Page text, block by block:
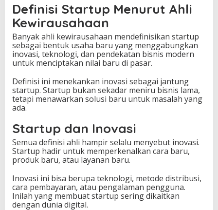
Definisi Startup Menurut Ahli
Kewirausahaan
Banyak ahli kewirausahaan mendefinisikan startup
sebagai bentuk usaha baru yang menggabungkan
inovasi, teknologi, dan pendekatan bisnis modern
untuk menciptakan nilai baru di pasar.
Definisi ini menekankan inovasi sebagai jantung
startup. Startup bukan sekadar meniru bisnis lama,
tetapi menawarkan solusi baru untuk masalah yang
ada.
Startup dan Inovasi
Semua definisi ahli hampir selalu menyebut inovasi.
Startup hadir untuk memperkenalkan cara baru,
produk baru, atau layanan baru.
Inovasi ini bisa berupa teknologi, metode distribusi,
cara pembayaran, atau pengalaman pengguna.
Inilah yang membuat startup sering dikaitkan
dengan dunia digital.